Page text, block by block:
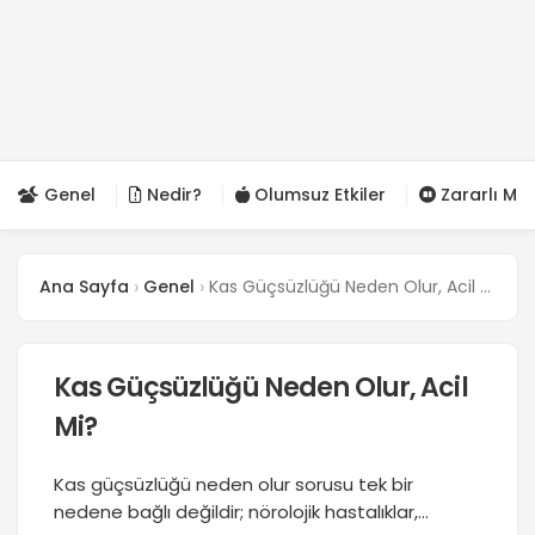
Genel Nedir? Olumsuz Etkiler Zararlı Mı?
Ana Sayfa Genel Kas Güçsüzlüğü Neden Olur, Acil Mi?
Kas Güçsüzlüğü Neden Olur, Acil
Mi?
Kas güçsüzlüğü neden olur sorusu tek bir
nedene bağlı değildir; nörolojik hastalıklar,